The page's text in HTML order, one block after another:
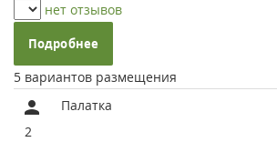
нет отзывов
Подробнее
5 вариантов размещения
2
Палатка